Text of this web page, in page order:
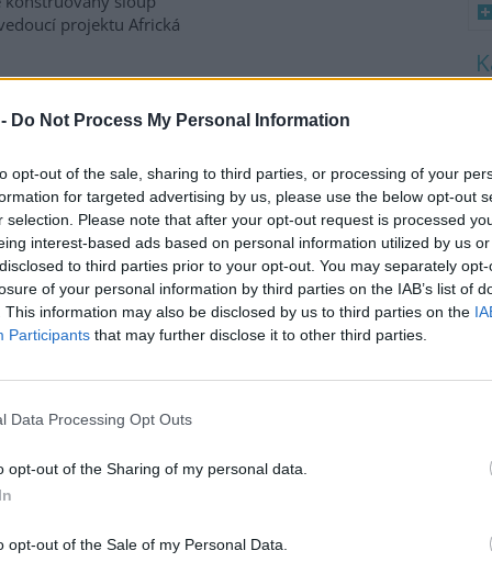
Do Not Process My Personal Information
opt-out of the sale, sharing to third parties, or processing of your
for targeted advertising by us, please use the below opt-out
selection. Please note that after your opt-out request is processed
interest-based ads based on personal information utilized by us
to third parties prior to your opt-out. You may separately
of your personal information by third parties on the IAB’s list of
This information may also be disclosed by us to third parties on the
Participants that may further disclose it to other third parties.
Data Processing Opt Outs
opt-out of the Sharing of my personal data.
opt-out of the Sale of my Personal Data.
projektu Africká
mučení 13 koček
s dnešním rozhodnutím
odnětí svobody s
Trojanovou. Žena podle
pravděpodobně jeden
bez potravy a vody, čímž je
s následkem smrti u
PSOZ Vladimír Smejkal.
tři
vstoupil v úterý po
režimu tři. ČIA to dnes
tomu úterní
blok dosáhl režimu čtyři.
testy, které jsou